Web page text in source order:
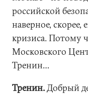
российской
наверное, скорее,
кризиса. Потому
Московского
Тренин…
Тренин.Добрый